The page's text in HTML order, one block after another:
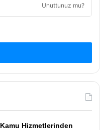
Unuttunuz mu?
Hizmetlerinden